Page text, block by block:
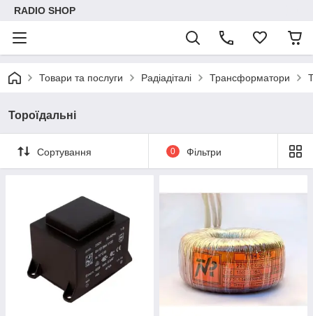
RADIO SHOP
Товари та послуги Радіадіталі Трансформатори
Тороїдальні
Сортування 0 Фільтри